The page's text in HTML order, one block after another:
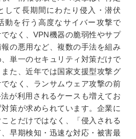
して長期間にわたり侵入・潜伏
動を行う高度なサイバー攻撃で
なく、VPN機器の脆弱性やサプ
の悪用など、複数の手法を組み
単一のセキュリティ対策だけで
た、近年では国家支援型攻撃グ
なく、ランサムウェア攻撃の前
が利用されるケースも増えてお
策が求められています。企業に
とだけではなく、「侵入される
早期検知・迅速な対応・被害最